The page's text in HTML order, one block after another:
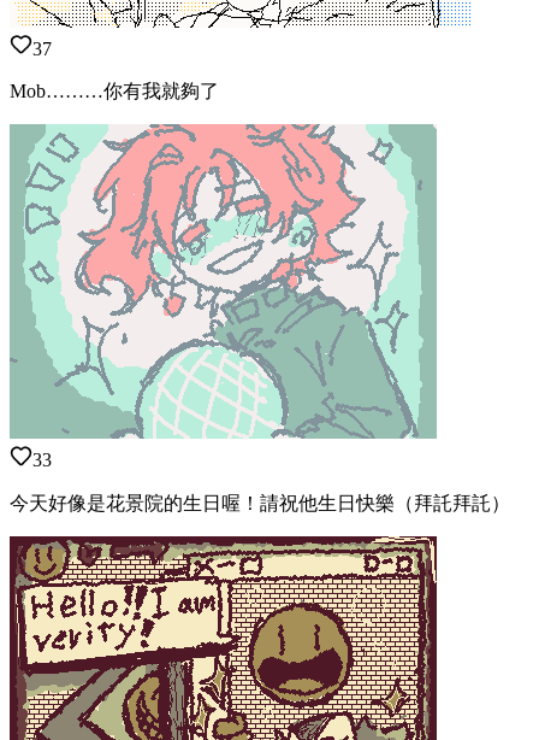
37
Mob………你有我就夠了
33
今天好像是花景院的生日喔！請祝他生日快樂（拜託拜託）